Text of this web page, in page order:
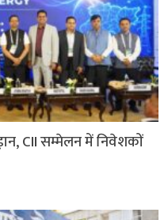
CII सम्मेलन में निवेशकों